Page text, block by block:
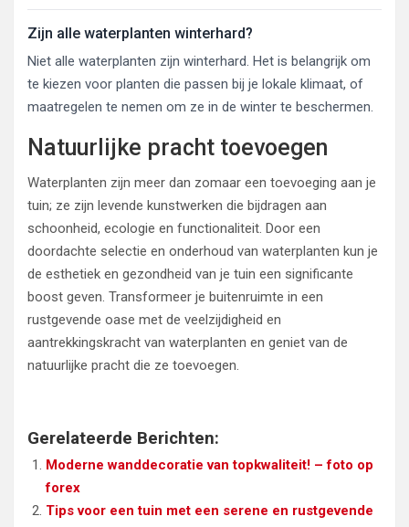
Zijn alle waterplanten winterhard?
Niet alle waterplanten zijn winterhard. Het is belangrijk om
te kiezen voor planten die passen bij je lokale klimaat, of
maatregelen te nemen om ze in de winter te beschermen.
Natuurlijke pracht toevoegen
Waterplanten zijn meer dan zomaar een toevoeging aan je
tuin; ze zijn levende kunstwerken die bijdragen aan
schoonheid, ecologie en functionaliteit. Door een
doordachte selectie en onderhoud van waterplanten kun je
de esthetiek en gezondheid van je tuin een significante
boost geven. Transformeer je buitenruimte in een
rustgevende oase met de veelzijdigheid en
aantrekkingskracht van waterplanten en geniet van de
natuurlijke pracht die ze toevoegen.
Gerelateerde Berichten:
Moderne wanddecoratie van topkwaliteit! – foto op
forex
Tips voor een tuin met een serene en rustgevende